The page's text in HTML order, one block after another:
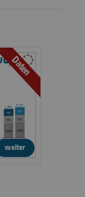
Daten
weiter